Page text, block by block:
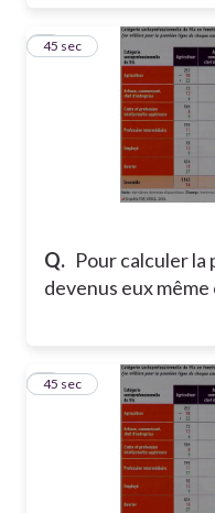
Q. Pour calculer la
devenus eux
6
45 sec
7
45 sec